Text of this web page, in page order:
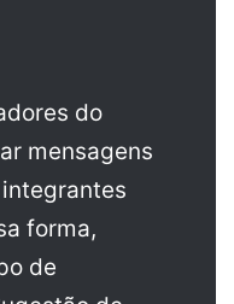
do
mensagens
forma,
de